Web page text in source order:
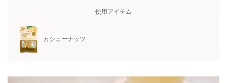
使用アイテム
カシューナッツ